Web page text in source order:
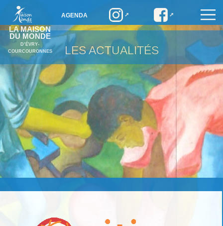
LA MAISON
DU MONDE
D’ÉVRY-
COURCOURONNES
AGENDA
LES ACTUALITÉS